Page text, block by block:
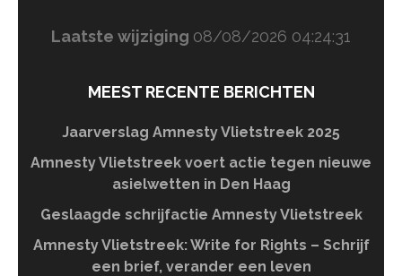
Laatste wijziging 08/08/2026 04:24:31
MEEST RECENTE BERICHTEN
Jaarverslag Amnesty Vlietstreek 2025
Amnesty Vlietstreek voert actie tegen nieuwe
asielwetten in Den Haag
Geslaagde schrijfactie Amnesty Vlietstreek
Amnesty Vlietstreek: Write for Rights – Schrijf
een brief, verander een leven